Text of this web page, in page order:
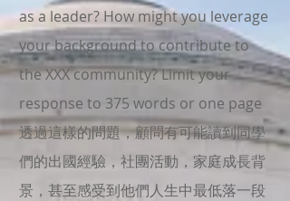
as a leader? How might you leverage
your background to contribute to
the XXX community? Limit your
response to 375 words or one page
透過這樣的問題，顧問有可能讀到同學
們的出國經驗，社團活動，家庭成長背
景，甚至感受到他們人生中最低落一段